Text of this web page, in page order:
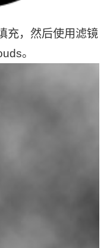
充，然后使用滤镜
。